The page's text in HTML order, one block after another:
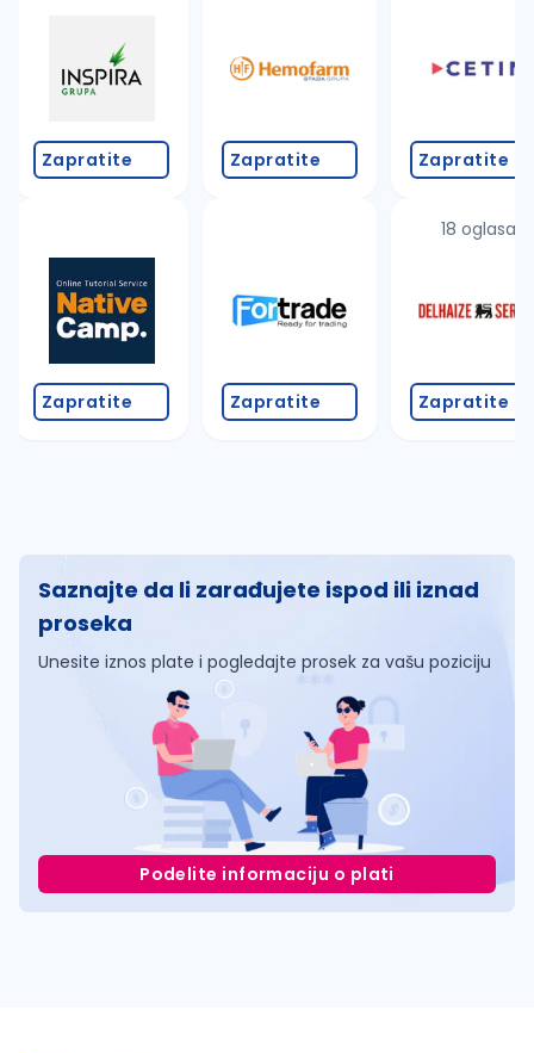
Zapratite
Zapratite
Zapratite
Zapratite
Zapratite
18 oglasa
Zapratite
Saznajte da li zarađujete ispod ili iznad
proseka
Unesite iznos plate i pogledajte prosek za vašu poziciju
Podelite informaciju o plati